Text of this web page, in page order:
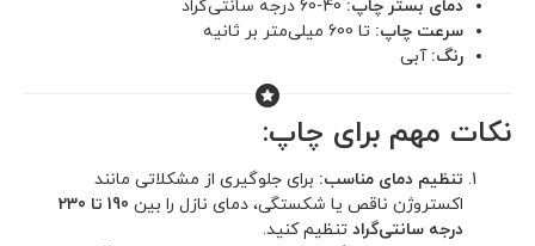
دمای بستر چاپ:
سرعت چاپ: تا 600 میلی‌متر بر ثانیه
رنگ‌: آبی
نکات مهم برای چاپ:
تنظیم دمای مناسب: برای جلوگیری از مشکلاتی مانند
اکستروژن ناقص یا شکستگی، دمای نازل را بین
190 تا 230
درجه سانتی‌گراد تنظیم کنید.